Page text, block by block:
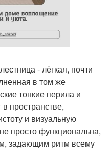
- лёгкая, почти
в том же
тонкие перила и
пространстве,
и визуальную
просто функциональна,
задающим ритм всему